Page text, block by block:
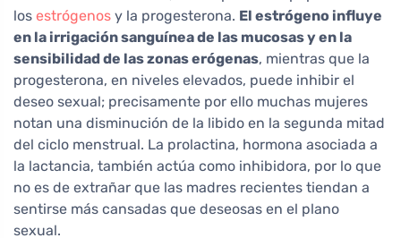
los estrógenos y la progesterona. El estrógeno influye
en la irrigación sanguínea de las mucosas y en la
sensibilidad de las zonas erógenas, mientras que la
progesterona, en niveles elevados, puede inhibir el
deseo sexual; precisamente por ello muchas mujeres
notan una disminución de la libido en la segunda mitad
del ciclo menstrual. La prolactina, hormona asociada a
la lactancia, también actúa como inhibidora, por lo que
no es de extrañar que las madres recientes tiendan a
sentirse más cansadas que deseosas en el plano
sexual.